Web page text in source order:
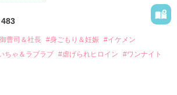
。
と会いたくないと思っていた哲平に
果たす。
にしてしまった。
483
曹司＆社長 #身ごもり＆妊娠 #イケメン
ちゃ＆ラブラブ #虐げられヒロイン
#ワンナイト